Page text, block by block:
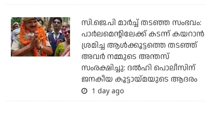
സി.ജെ.പി മാര്‍ച്ച് തടഞ്ഞ സംഭവം:
പാര്‍ലമെന്റിലേക്ക് കടന്ന് കയറാന്‍
ശ്രമിച്ച ആള്‍ക്കൂട്ടത്തെ തടഞ്ഞ്
അവര്‍ നമ്മുടെ അന്തസ്
സംരക്ഷിച്ചു: ദല്‍ഹി പൊലീസിന്
ജനകീയ കൂട്ടായ്മയുടെ ആദരം
1 day ago